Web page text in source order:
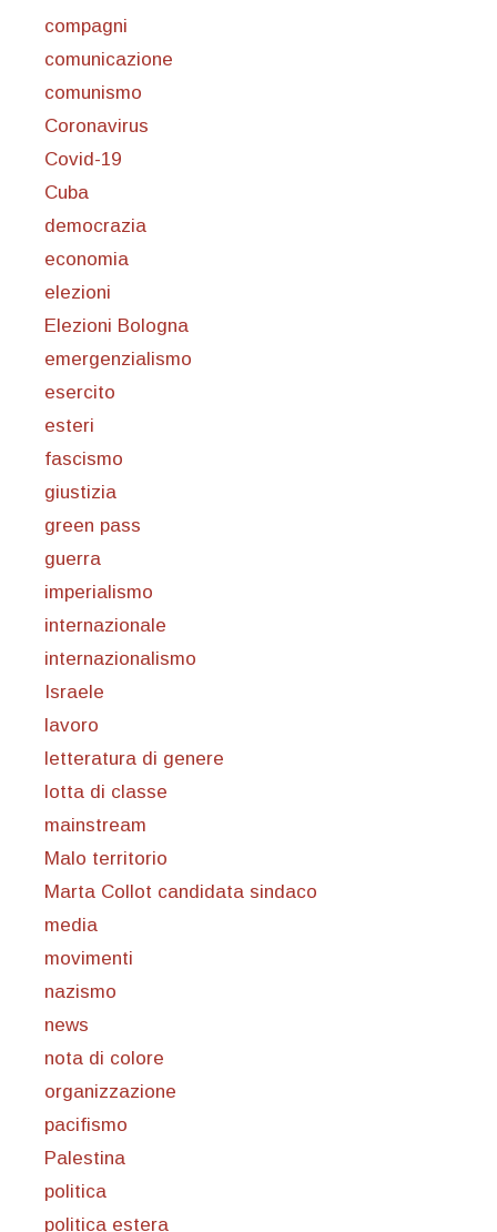
compagni
comunicazione
comunismo
Coronavirus
Covid-19
Cuba
democrazia
economia
elezioni
Elezioni Bologna
emergenzialismo
esercito
esteri
fascismo
giustizia
green pass
guerra
imperialismo
internazionale
internazionalismo
Israele
lavoro
letteratura di genere
lotta di classe
mainstream
Malo territorio
Marta Collot candidata sindaco
media
movimenti
nazismo
news
nota di colore
organizzazione
pacifismo
Palestina
politica
politica estera